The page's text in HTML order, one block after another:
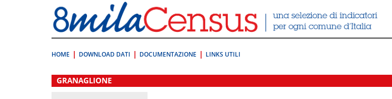
direttamente
a:
Contenuto
HOME DOWNLOAD DATI DOCUMENTAZIONE LINKS UTILI
.
GRANAGLIONE